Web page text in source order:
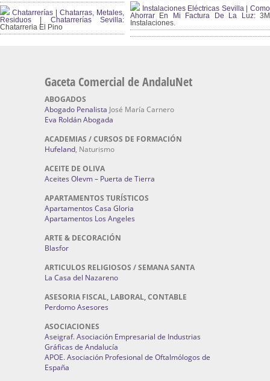
Chatarrerías | Chatarras, Metales,
Residuos | Chatarrerías Sevilla:
Chatarreria El Pino
Instalaciones Eléctricas Sevilla | Como
Ahorrar En Mi Factura De La Luz:3M
Instalaciones.
Gaceta Comercial de AndaluNet
ABOGADOS
Abogado Penalista José María Carnero
Eva Roldán Abogada
ACADEMIAS / CURSOS DE FORMACIÓN
Hufeland, Naturismo
ACEITE DE OLIVA
Aceites Olevm – Puerta de Tierra
APARTAMENTOS TURÍSTICOS
Apartamentos Casa Gloria
Apartamentos Los Angeles
ARTE & DECORACIÓN
Blasfor
ARTICULOS RELIGIOSOS / SEMANA SANTA
La Casa del Nazareno
ASESORIA FISCAL, LABORAL, CONTABLE
Perdomo Asesores
ASOCIACIONES
Aseigraf. Asociación Empresarial de Industrias
Gráficas de Andalucía
APOE. Asociación Profesional de Oftalmólogos de
España